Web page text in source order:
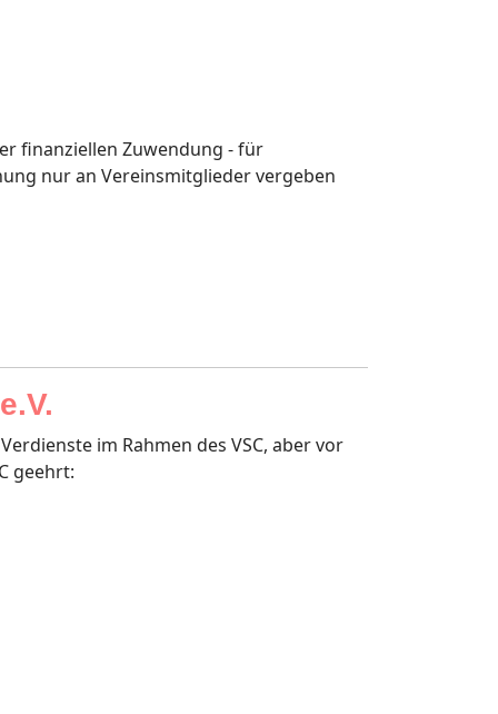
finanziellen Zuwendung - für
nur an Vereinsmitglieder vergeben
im Rahmen des VSC, aber vor
geehrt: